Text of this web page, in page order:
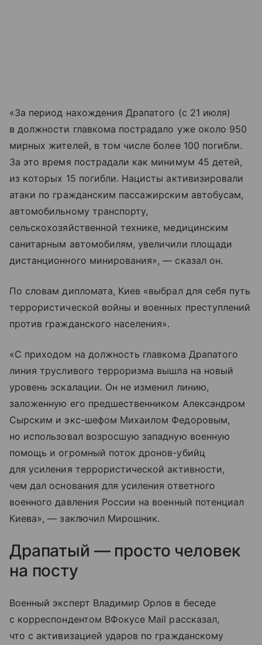
«За период нахождения Драпатого (с 21 июля)
в должности главкома пострадало уже около 950
мирных жителей, в том числе более 100 погибли.
За это время пострадали как минимум 45 детей,
из которых 15 погибли. Нацисты активизировали
атаки по гражданским пассажирским автобусам,
автомобильному транспорту,
сельскохозяйственной технике, медицинским
санитарным автомобилям, увеличили площади
дистанционного минирования», — сказал он.
По словам дипломата, Киев «выбрал для себя путь
террористической войны и военных преступлений
против гражданского населения».
«С приходом на должность главкома Драпатого
линия трусливого терроризма вышла на новый
уровень эскалации. Он не изменил линию,
заложенную его предшественником Александром
Сырским и экс-шефом Михаилом Федоровым,
но использовал возросшую западную военную
помощь и огромный поток дронов-убийц
для усиления террористической активности,
чем дал основания для усиления ответного
военного давления России на военный потенциал
Киева», — заключил Мирошник.
Драпатый — просто человек
на посту
Военный эксперт Владимир Орлов в беседе
с корреспондентом ВФокусе Mail рассказал,
что с активизацией ударов по гражданскому